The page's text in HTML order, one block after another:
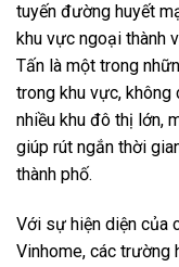
tuyến đường huyết
khu vực ngoại thành
Tấn là một trong
trong khu vực,
nhiều khu đô thị lớn,
giúp rút ngắn thời
thành phố.
Với sự hiện diện của
Vinhome, các trường